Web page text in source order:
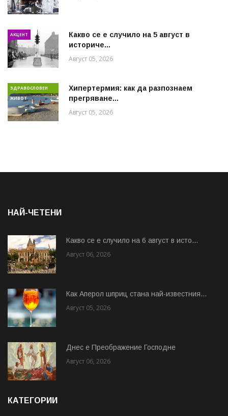
АКЦЕНТ
Какво се е случило на 5 август в
историче...
Август 05, 2026
ЗДРАВОСЛОВЕН
ЖИВОТ
Хипертермия: как да разпознаем
прегряване...
Август 05, 2026
НАЙ-ЧЕТЕНИ
Какво се е случило на 6 август в исто...
Август 06, 2026
Как Аперол шприц стана най-известния...
Август 05, 2026
Днес е Преображение Господне
Август 06, 2026
КАТЕГОРИИ